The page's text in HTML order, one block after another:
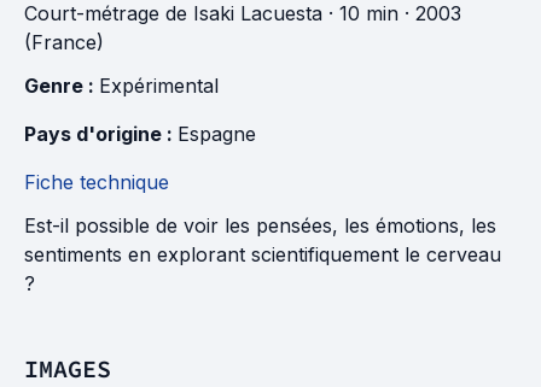
Court-métrage de Isaki Lacuesta · 10 min · 2003
(France)
Genre : Expérimental
Pays d'origine : Espagne
Fiche technique
Est-il possible de voir les pensées, les émotions, les
sentiments en explorant scientifiquement le cerveau
?
IMAGES